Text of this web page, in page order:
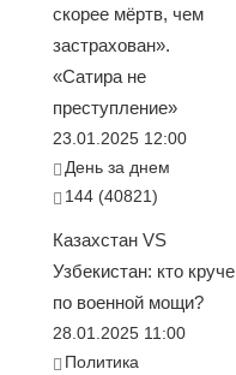
скорее мёртв, чем
застрахован».
«Сатира не
преступление»
23.01.2025 12:00
День за днем
144 (40821)
Казахстан VS
Узбекистан: кто круче
по военной мощи?
28.01.2025 11:00
Политика